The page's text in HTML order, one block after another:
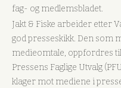
fag- og medlemsbladet.
Jakt & Fiske arbeider etter
god presseskikk. Den som
medieomtale, oppfordres
Pressens Faglige Utvalg
klager mot mediene i